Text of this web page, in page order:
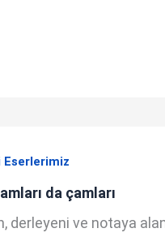
Eserlerimiz
da çamları
derleyeni ve notaya